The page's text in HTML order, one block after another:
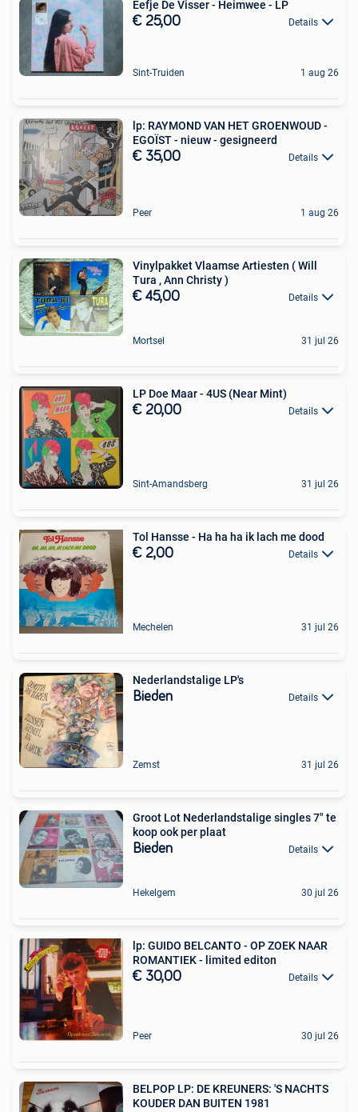
Eefje De Visser - Heimwee - LP
€ 25,00 Details
Sint-Truiden 1 aug 26
lp: RAYMOND VAN HET GROENWOUD -
EGOÏST - nieuw - gesigneerd
€ 35,00 Details
Peer 1 aug 26
Vinylpakket Vlaamse Artiesten ( Will
Tura , Ann Christy )
€ 45,00 Details
Mortsel 31 jul 26
LP Doe Maar - 4US (Near Mint)
€ 20,00 Details
Sint-Amandsberg 31 jul 26
Tol Hansse - Ha ha ha ik lach me dood
€ 2,00 Details
Mechelen 31 jul 26
Nederlandstalige LP's
Bieden Details
Zemst 31 jul 26
Groot Lot Nederlandstalige singles 7" te
koop ook per plaat
Bieden Details
Hekelgem 30 jul 26
lp: GUIDO BELCANTO - OP ZOEK NAAR
ROMANTIEK - limited editon
€ 30,00 Details
Peer 30 jul 26
BELPOP LP: DE KREUNERS: 'S NACHTS
KOUDER DAN BUITEN 1981